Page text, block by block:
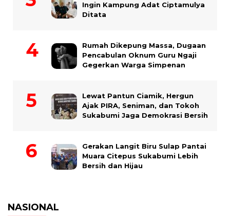
Ingin Kampung Adat Ciptamulya
Ditata
Rumah Dikepung Massa, Dugaan
Pencabulan Oknum Guru Ngaji
Gegerkan Warga Simpenan
Lewat Pantun Ciamik, Hergun
Ajak PIRA, Seniman, dan Tokoh
Sukabumi Jaga Demokrasi Bersih
Gerakan Langit Biru Sulap Pantai
Muara Citepus Sukabumi Lebih
Bersih dan Hijau
NASIONAL